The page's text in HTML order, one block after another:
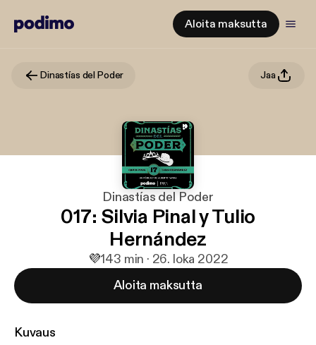
Aloita maksutta
Dinastías del Poder Jaa
Dinastías del Poder
017: Silvia Pinal y Tulio
Hernández
💜143 min · 26. loka 2022
Aloita maksutta
Kuvaus